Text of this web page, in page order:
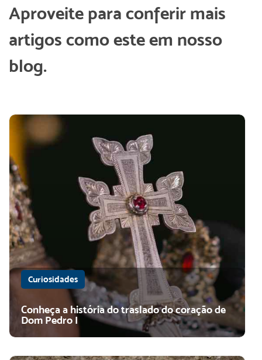
Aproveite para conferir mais
artigos como este em nosso
blog.
Curiosidades
Conheça a história do traslado do coração de
Dom Pedro I